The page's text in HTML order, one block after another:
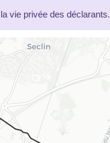
vie privée des déclarants.